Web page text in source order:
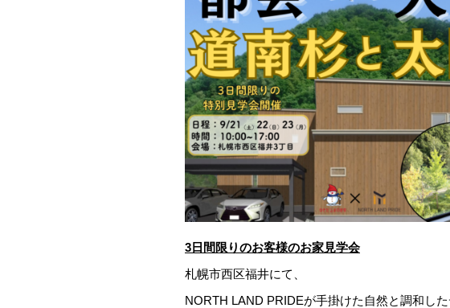
3日間限りのお客様のお家見学会
札幌市西区福井にて、
NORTH LAND PRIDEが手掛けた自然と調和し